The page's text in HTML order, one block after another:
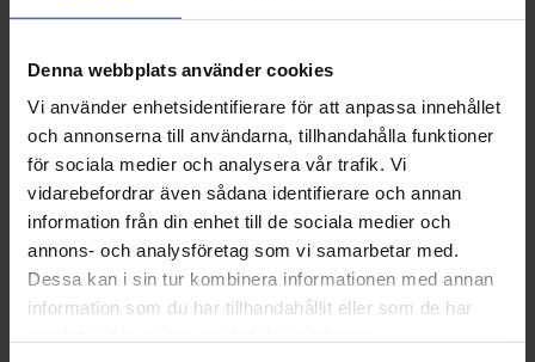
Denna webbplats använder cookies
Vi använder enhetsidentifierare för att anpassa innehållet
och annonserna till användarna, tillhandahålla funktioner
för sociala medier och analysera vår trafik. Vi
vidarebefordrar även sådana identifierare och annan
information från din enhet till de sociala medier och
annons- och analysföretag som vi samarbetar med.
Dessa kan i sin tur kombinera informationen med annan
information som du har tillhandahållit eller som de har
Endast arbetskostnad - material tillkommer
OMDÖMEN
Du